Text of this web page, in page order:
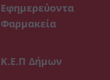
Εφημερεύοντα
Φαρμακεία
Κ.Ε.Π Δήμων